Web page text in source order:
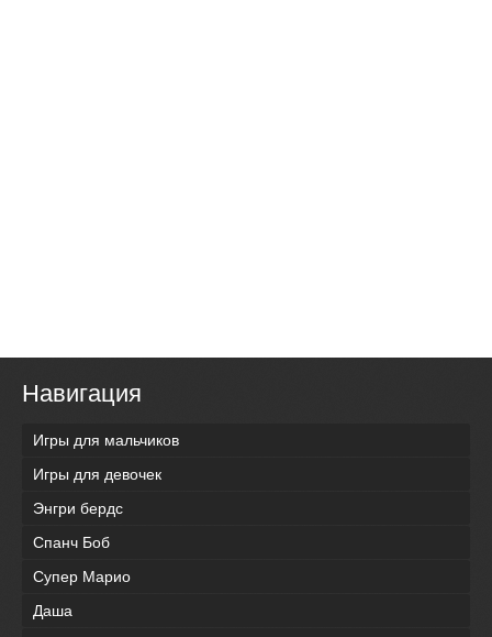
Навигация
Игры для мальчиков
Игры для девочек
Энгри бердс
Спанч Боб
Супер Марио
Даша